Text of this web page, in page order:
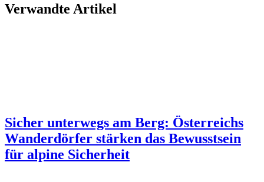
Verwandte Artikel
Sicher unterwegs am Berg: Österreichs
Wanderdörfer stärken das Bewusstsein
für alpine Sicherheit